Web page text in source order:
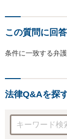
この質問に回
条件に一致する弁
法律Q&Aを探